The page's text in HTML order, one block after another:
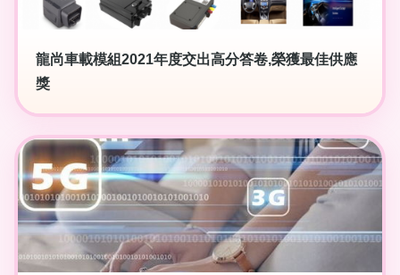
龍尚車載模組2021年度交出高分答卷,榮獲最佳供應
獎